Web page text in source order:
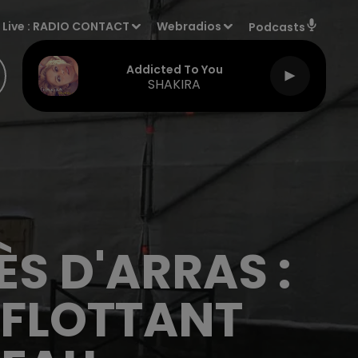
Live : RADIO CONTACT Webradios Podcasts
Addicted To You
SHAKIRA
D'ARRAS :